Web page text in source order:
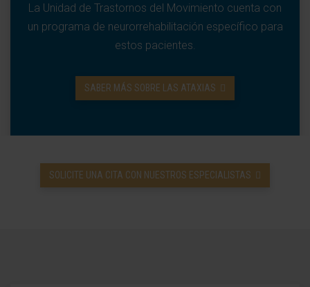
La Unidad de Trastornos del Movimiento cuenta con
un programa de neurorrehabilitación específico para
estos pacientes.
SABER MÁS SOBRE LAS ATAXIAS
SOLICITE UNA CITA CON NUESTROS ESPECIALISTAS